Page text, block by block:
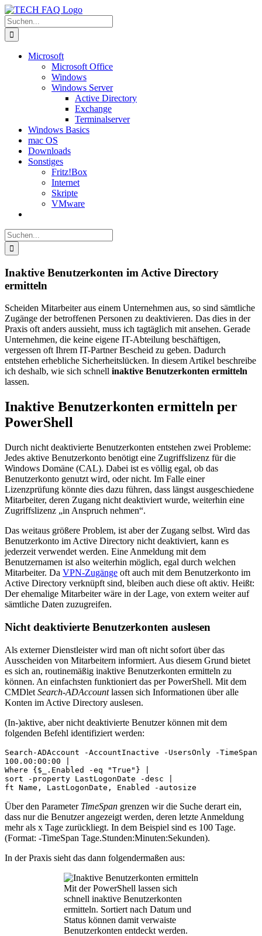
Zum
Inhalt
springen
Suche
nach:
Microsoft
Microsoft Office
Windows
Windows Server
Active Directory
Exchange
Terminalserver
Windows Basics
mac OS
Downloads
Sonstiges
Fritz!Box
Internet
Skripte
VMware
Suche
nach:
Inaktive Benutzerkonten im Active Directory
ermitteln
Scheiden Mitarbeiter aus einem Unternehmen aus, so sind sämtliche
Zugänge der betroffenen Personen zu deaktivieren. Das dies in der
Praxis oft anders aussieht, muss ich tagtäglich mit ansehen. Gerade
Unternehmen, die keine eigene IT-Abteilung beschäftigen,
vergessen oft Ihrem IT-Partner Bescheid zu geben. Dadurch
entstehen erhebliche Sicherheitslücken. In diesem Artikel beschreibe
ich deshalb, wie sich schnell inaktive Benutzerkonten ermitteln
lassen.
Inaktive Benutzerkonten ermitteln per
PowerShell
Durch nicht deaktivierte Benutzerkonten entstehen zwei Probleme:
Jedes aktive Benutzerkonto benötigt eine Zugriffslizenz für die
Windows Domäne (CAL). Dabei ist es völlig egal, ob das
Benutzerkonto genutzt wird, oder nicht. Im Falle einer
Lizenzprüfung könnte dies dazu führen, dass längst ausgeschiedene
Mitarbeiter, deren Zugang nicht deaktiviert wurde, weiterhin eine
Zugriffslizenz „in Anspruch nehmen“.
Das weitaus größere Problem, ist aber der Zugang selbst. Wird das
Benutzerkonto im Active Directory nicht deaktiviert, kann es
jederzeit verwendet werden. Eine Anmeldung mit dem
Benutzernamen ist also weiterhin möglich, egal durch welchen
Mitarbeiter. Da VPN-Zugänge oft auch mit dem Benutzerkonto im
Active Directory verknüpft sind, bleiben auch diese oft aktiv. Heißt:
Der ehemalige Mitarbeiter wäre in der Lage, von extern weiter auf
sämtliche Daten zuzugreifen.
Nicht deaktivierte Benutzerkonten auslesen
Als externer Dienstleister wird man oft nicht sofort über das
Ausscheiden von Mitarbeitern informiert. Aus diesem Grund bietet
es sich an, routinemäßig inaktive Benutzerkonten ermitteln zu
können. An einfachsten funktioniert das per PowerShell. Mit dem
CMDlet Search-ADAccountlassen sich Informationen über alle
Konten im Active Directory auslesen.
(In-)aktive, aber nicht deaktivierte Benutzer können mit dem
folgenden Befehl identifiziert werden:
Search-ADAccount -AccountInactive -UsersOnly -TimeSpan
100.00:00:00 |
Where {$_.Enabled -eq "True"} |
sort -property LastLogonDate -desc |
ft Name, LastLogonDate, Enabled -autosize
Über den Parameter TimeSpan grenzen wir die Suche derart ein,
dass nur die Benutzer angezeigt werden, deren letzte Anmeldung
mehr als x Tage zurückliegt. In dem Beispiel sind es 100 Tage.
(Format: -TimeSpan Tage.Stunden:Minuten:Sekunden).
In der Praxis sieht das dann folgendermaßen aus:
Mit der PowerShell lassen sich
schnell inaktive Benutzerkonten
ermitteln. Sortiert nach Datum und
Status können damit verwaiste
Benutzerkonten entdeckt werden.